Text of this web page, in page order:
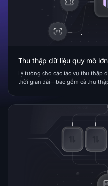
Thu thập dữ liệu quy mô lớn
Lý tưởng cho các tác vụ thu thập
thời gian dài—bao gồm cả thu